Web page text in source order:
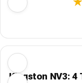
Kingston NV3: 4